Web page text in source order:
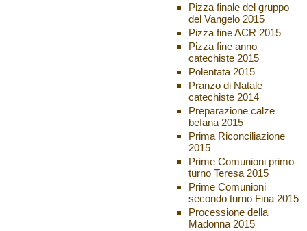
Pizza finale del gruppo
del Vangelo 2015
Pizza fine ACR 2015
Pizza fine anno
catechiste 2015
Polentata 2015
Pranzo di Natale
catechiste 2014
Preparazione calze
befana 2015
Prima Riconciliazione
2015
Prime Comunioni primo
turno Teresa 2015
Prime Comunioni
secondo turno Fina 2015
Processione della
Madonna 2015